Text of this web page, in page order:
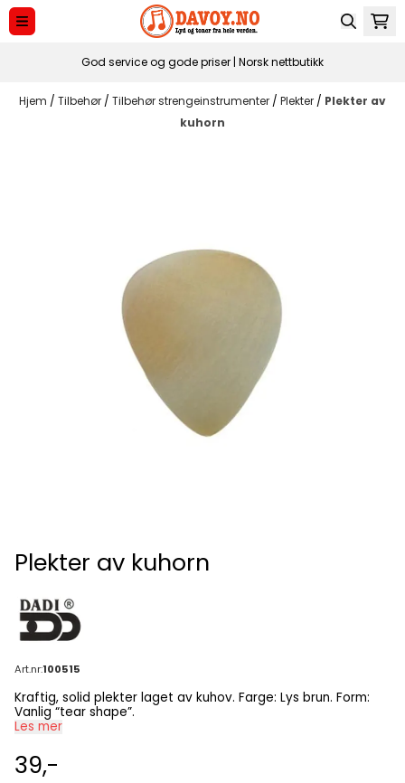
Hopp til innhold
God service og gode priser | Norsk nettbutikk
Hjem / Tilbehør / Tilbehør strengeinstrumenter / Plekter / Plekter av
kuhorn
Plekter av kuhorn
Art.nr:100515
Kraftig, solid plekter laget av kuhov. Farge: Lys brun. Form:
Vanlig “tear shape”.
Les mer
39,-